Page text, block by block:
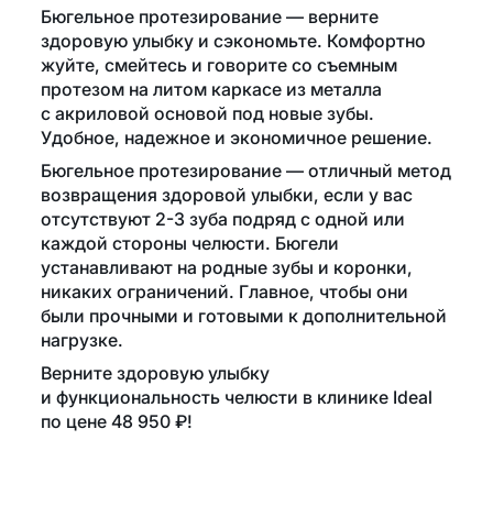
Бюгельное протезирование — верните
здоровую улыбку и сэкономьте. Комфортно
жуйте, смейтесь и говорите со съемным
протезом на литом каркасе из металла
с акриловой основой под новые зубы.
Удобное, надежное и экономичное решение.
Бюгельное протезирование — отличный метод
возвращения здоровой улыбки, если у вас
отсутствуют 2-3 зуба подряд с одной или
каждой стороны челюсти. Бюгели
устанавливают на родные зубы и коронки,
никаких ограничений. Главное, чтобы они
были прочными и готовыми к дополнительной
нагрузке.
Верните здоровую улыбку
и функциональность челюсти в клинике Ideal
по цене 48 950 ₽!